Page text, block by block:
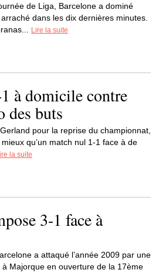
de Liga, Barcelone a dominé
dans les dix dernières minutes.
Lire la suite
à domicile contre
des buts
pour la reprise du championnat,
qu’un match nul 1-1 face à de
la suite
3-1 face à
a attaqué l’année 2009 par une
Majorque en ouverture de la 17ème